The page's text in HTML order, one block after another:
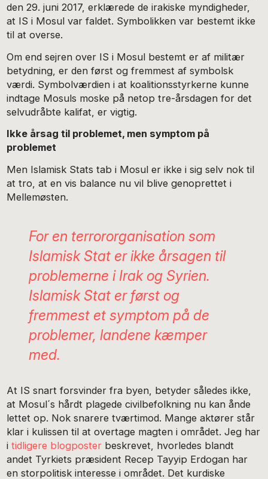
den 29. juni 2017, erklærede de irakiske myndigheder,
at IS i Mosul var faldet. Symbolikken var bestemt ikke
til at overse.
Om end sejren over IS i Mosul bestemt er af militær
betydning, er den først og fremmest af symbolsk
værdi. Symbolværdien i at koalitionsstyrkerne kunne
indtage Mosuls moske på netop tre-årsdagen for det
selvudråbte kalifat, er vigtig.
Ikke årsag til problemet, men symptom på
problemet
Men Islamisk Stats tab i Mosul er ikke i sig selv nok til
at tro, at en vis balance nu vil blive genoprettet i
Mellemøsten.
For en terrororganisation som
Islamisk Stat er ikke årsagen til
problemerne i Irak og Syrien.
Islamisk Stat er først og
fremmest et symptom på de
problemer, landene kæmper
med.
At IS snart forsvinder fra byen, betyder således ikke,
at Mosul´s hårdt plagede civilbefolkning nu kan ånde
lettet op. Nok snarere tværtimod. Mange aktører står
klar i kulissen til at overtage magten i området. Jeg har
itidligere blogposter beskrevet, hvorledes blandt
andet Tyrkiets præsident Recep Tayyip Erdogan har
en storpolitisk interesse i området. Det kurdiske